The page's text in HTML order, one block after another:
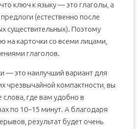
ключ к языку — это глаголы, а
(естественно после
существительных). Поэтому
на карточки со всеми лицами,
глаголов.
— это наилучший вариант для
чрезвычайной компактности, вы
где вам удобно в
по 10−15 минут. А благодаря
результат будет очень